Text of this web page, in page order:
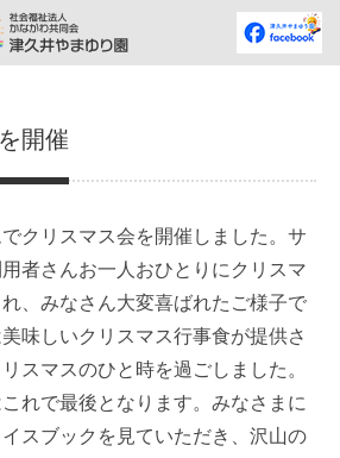
開催
クリスマス会を開催しました。サ
者さんお一人おひとりにクリスマ
、みなさん大変喜ばれたご様子で
味しいクリスマス行事食が提供さ
スマスのひと時を過ごしました。
れで最後となります。みなさまに
スブックを見ていただき、沢山の